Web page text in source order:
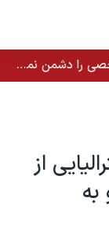
ترکیه: آنکارا، ریاض و اسلام‌آباد هیچ کشور مشخصی را دشمن نمی‌دانند مگر اینکه آن کشور اقدام خصمانه‌ای انجام دهد
از
به